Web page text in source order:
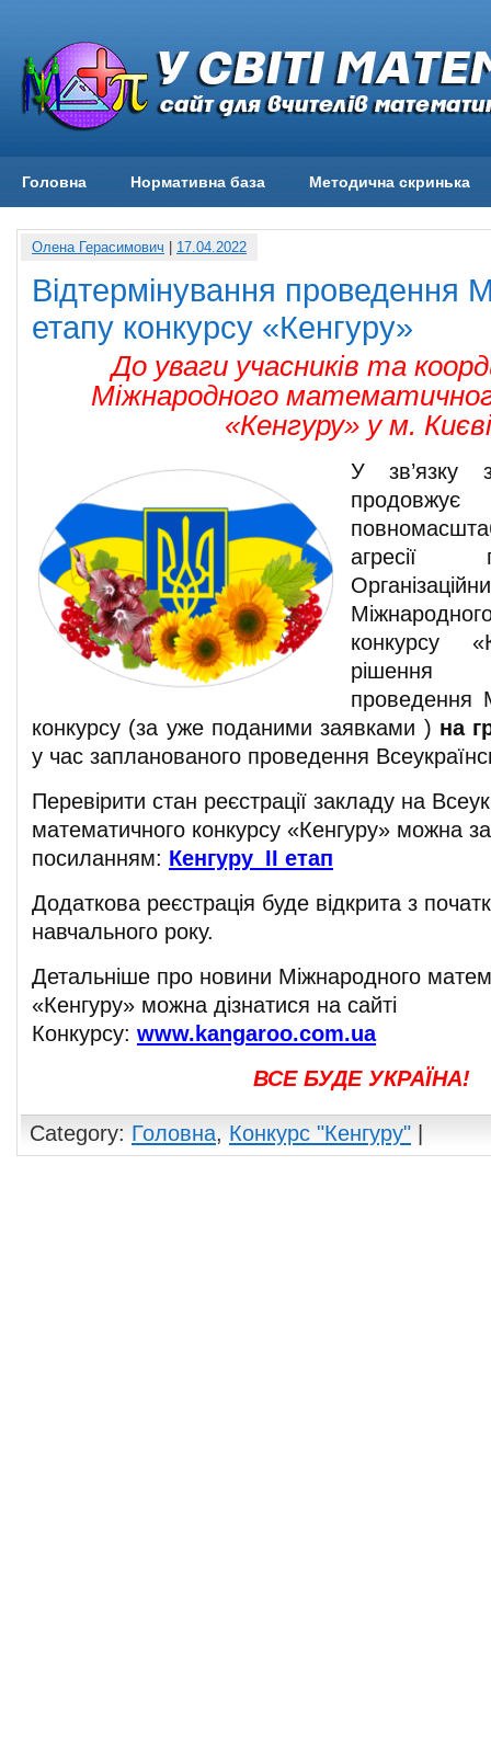
Головна Нормативна база Методична скринька
Олена Герасимович 17.04.2022
Відтермінування проведення
етапу конкурсу «Кенгуру»
До уваги учасників та
Міжнародного
«Кенгуру» у м.
У зв’язку
агресії
конкурсу
рішення
проведення
конкурсу (за уже поданими заявками ) на
у час запланованого проведення
Перевірити стан реєстрації закладу на
математичного конкурсу «Кенгуру» можна за
посиланням: Кенгуру_ІІ етап
Додаткова реєстрація буде відкрита з
навчального року.
Детальніше про новини Міжнародного
«Кенгуру» можна дізнатися на сайті
Конкурсу: www.kangaroo.com.ua
ВСЕ БУДЕ УКРАЇНА!
Category: Головна, Конкурс "Кенгуру"